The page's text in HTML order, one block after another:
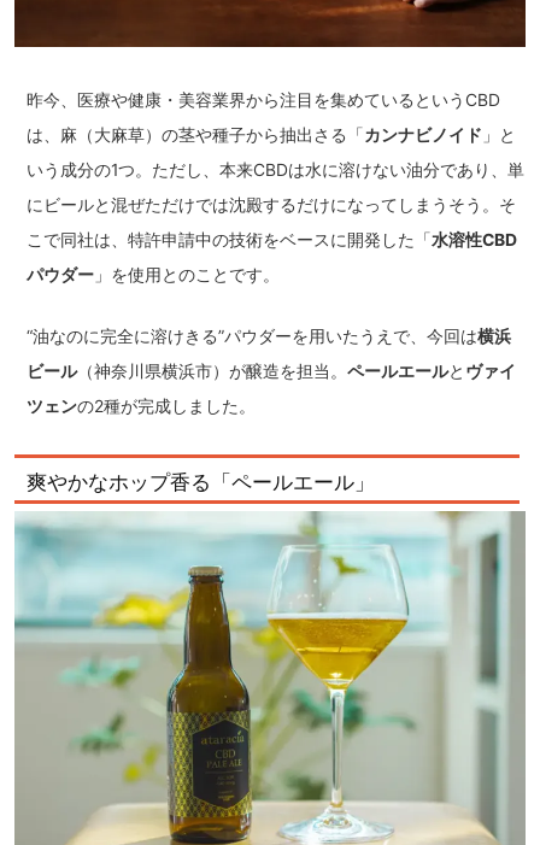
昨今、医療や健康・美容業界から注目を集めているというCBD
は、麻（大麻草）の茎や種子から抽出さる「カンナビノイド 」と
いう成分の1つ。ただし、本来CBDは水に溶けない油分であり、単
にビールと混ぜただけでは沈殿するだけになってしまうそう。そ
こで同社は、特許申請中の技術をベースに開発した「水溶性CBD
パウダー 」を使用とのことです。
“油なのに完全に溶けきる”パウダーを用いたうえで、今回は横浜
ビール（神奈川県横浜市）が醸造を担当。 ペールエールと ヴァイ
ツェンの2種が完成しました。
爽やかなホップ香る「ペールエール」